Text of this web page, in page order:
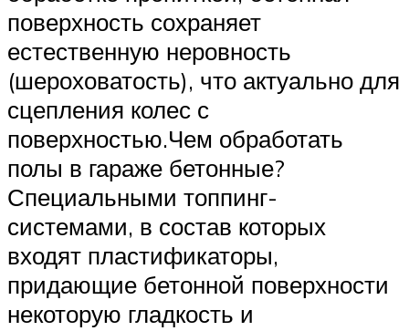
поверхность сохраняет
естественную неровность
(шероховатость), что актуально для
сцепления колес с
поверхностью.Чем обработать
полы в гараже бетонные?
Специальными топпинг-
системами, в состав которых
входят пластификаторы,
придающие бетонной поверхности
некоторую гладкость и